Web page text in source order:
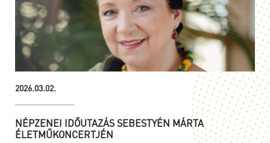
2026.03.02.
NÉPZENEI IDŐUTAZÁS SEBESTYÉN MÁRTA
ÉLETMŰKONCERTJÉN